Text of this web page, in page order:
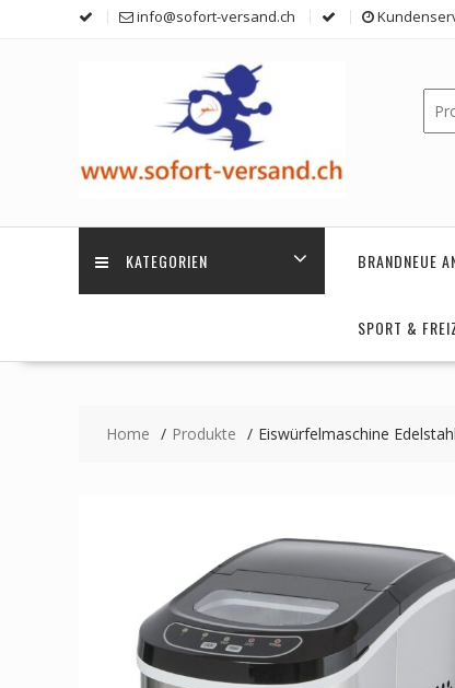
info@sofort-versand.ch
KATEGORIEN BRANDNEUE
SPORT &
Home Produkte Eiswürfelmaschine